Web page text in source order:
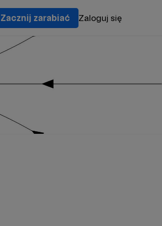
Zacznij zarabiać Zaloguj się